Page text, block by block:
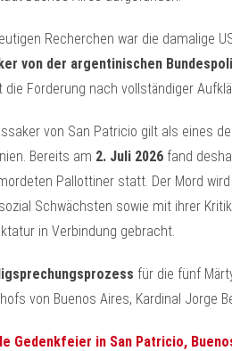
Recherchen war die damalige
von der argentinischen
die Forderung nach vollständiger
von San Patricio gilt als eines
Bereits am 2. Juli 2026fand
Pallottiner statt. Der Mord
Schwächsten sowie mit ihrer
in Verbindung gebracht.
für die fünf
von Buenos Aires, Kardinal Jorge
Gedenkfeier in San Patricio,